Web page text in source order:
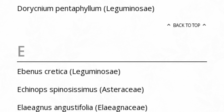
Dorycnium pentaphyllum (Leguminosae)
BACK TO TOP
E
Ebenus cretica (Leguminosae)
Echinops spinosissimus (Asteraceae)
Elaeagnus angustifolia (Elaeagnaceae)